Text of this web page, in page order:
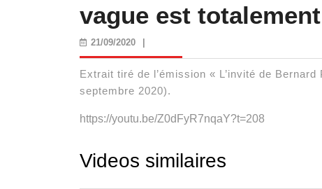
vague est
21/09/202021/09/2020
Extrait tiré de l’émission « L’invité de
septembre 2020).
https://youtu.be/Z0dFyR7nqaY?t=208
Videos similaires